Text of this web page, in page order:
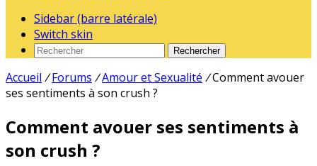
Sidebar (barre latérale)
Switch skin
Rechercher
Accueil / Forums /Amour et Sexualité /Comment avouer
ses sentiments à son crush ?
Comment avouer ses sentiments à
son crush ?